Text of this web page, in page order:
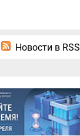
Новости в RSS